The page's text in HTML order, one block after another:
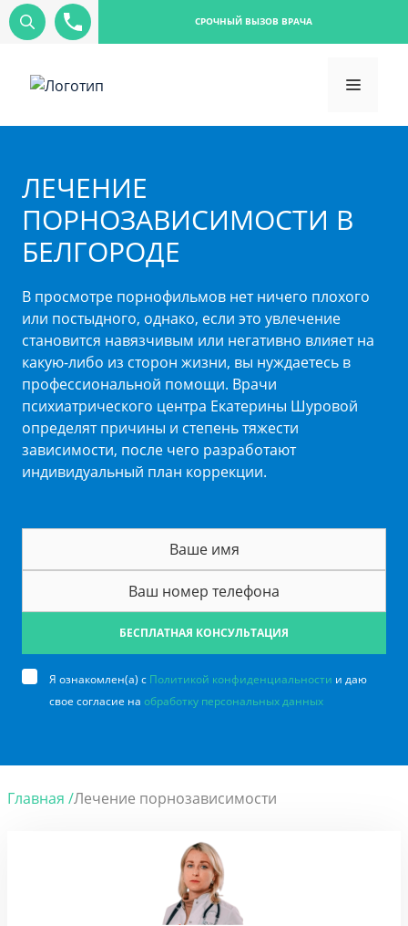
СРОЧНЫЙ ВЫЗОВ ВРАЧА
ЛЕЧЕНИЕ
ПОРНОЗАВИСИМОСТИ В
БЕЛГОРОДЕ
В просмотре порнофильмов нет ничего плохого
или постыдного, однако, если это увлечение
становится навязчивым или негативно влияет на
какую-либо из сторон жизни, вы нуждаетесь в
профессиональной помощи. Врачи
психиатрического центра Екатерины Шуровой
определят причины и степень тяжести
зависимости, после чего разработают
индивидуальный план коррекции.
БЕСПЛАТНАЯ КОНСУЛЬТАЦИЯ
Я ознакомлен(а) с Политикой конфиденциальности и даю
свое согласие на обработку персональных данных
Главная /Лечение порнозависимости